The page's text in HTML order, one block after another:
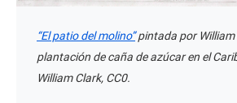
“El patio del molino”pintada por William
plantación de caña de azúcar en el
William Clark, CC0.